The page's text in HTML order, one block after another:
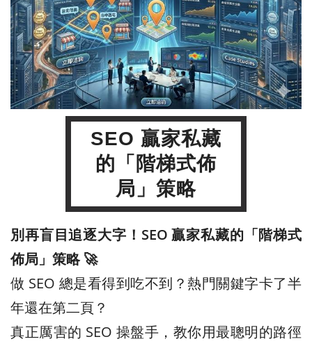
SEO 贏家私藏
的「階梯式佈
局」策略
別再盲目追逐大字！SEO 贏家私藏的「階梯式
佈局」策略 🚀
做 SEO 總是看得到吃不到？熱門關鍵字卡了半
年還在第二頁？
真正厲害的 SEO 操盤手，教你用最聰明的路徑